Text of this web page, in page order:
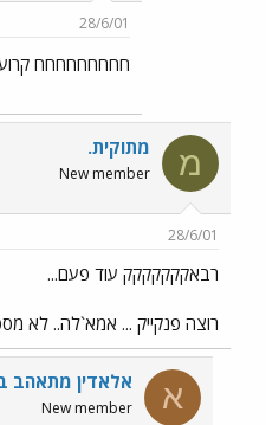
28/6/01
חחחחחחחחח
מ מתוקית.
New member
28/6/01
רבאקקקקקקק עוד פעם...
רוצה פנקייק ... אמא`לה.. לא
א אלאדין מתאהב
New member